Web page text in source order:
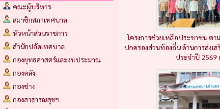
คณะผู้บริหาร
สมาชิกสภาเทศบาล
หัวหน้าส่วนราชการ
สำนักปลัดเทศบาล
กองยุทธศาสตร์และงบประมาณ
กองคลัง
กองช่าง
กองสาธารณสุขฯ
โครงการช่วยเหลือประชาชน ต
ปกครองส่วนท้องถิ่น ด้านการส่ง
ประจำปี 2569
ประกาศ เทศบาลตำบลธา
ประกาศเทศบาลตำบลธาตุ
ชุมชน (กบยักษ์) บ้านดอนแด
เฉพาะเจาะจง
(14 ก.ค. 69
ประกาศเทศบาลตำบลธาตุ